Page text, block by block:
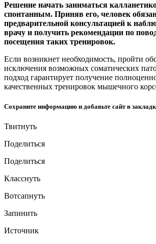
Решение начать заниматься
спонтанным. Приняв его, человек
предварительной консультацией к
врачу и получить рекомендации по
посещения таких тренировок.
Если возникнет необходимость, пройти
исключения возможных соматических
подход гарантирует получение
качественных тренировок мышечного
Сохраните информацию и добавьте сайт в
Твитнуть
Поделиться
Поделиться
Класснуть
Вотсапнуть
Запинить
Источник